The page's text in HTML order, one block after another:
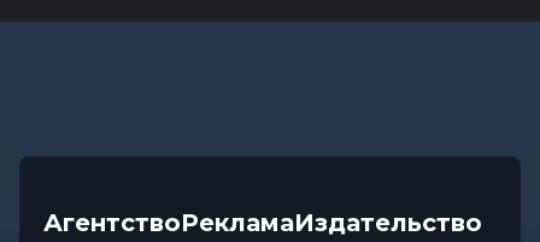
АгентствоРекламаИздательство